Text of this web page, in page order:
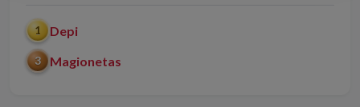
1 Depi
3 Magionetas